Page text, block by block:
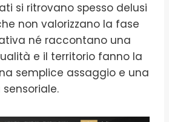
si ritrovano spesso delusi
non valorizzano la fase
né raccontano una
e il territorio fanno la
semplice assaggio e una